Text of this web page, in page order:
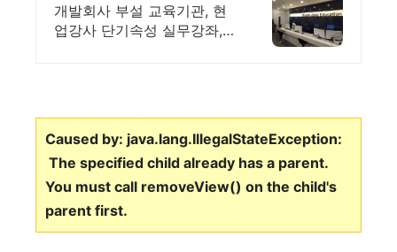
개발회사 부설 교육기관, 현
업강사 단기속성 실무강좌,
Caused by: java.lang.IllegalStateException:
The specified child already has a parent.
You must call removeView() on the child's
parent first.